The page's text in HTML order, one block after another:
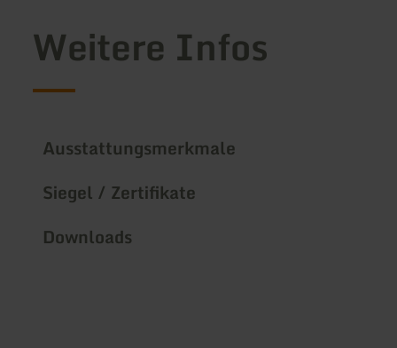
Weitere Infos
Ausstattungsmerkmale
Siegel / Zertifikate
Downloads